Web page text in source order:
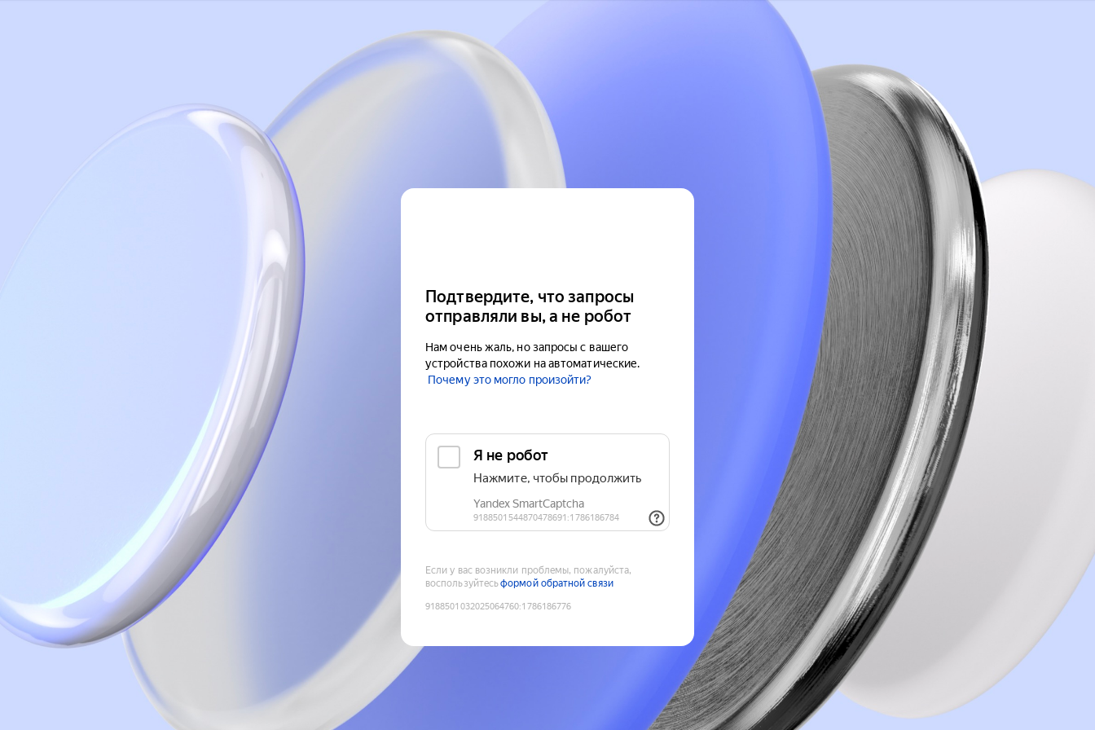
Подтвердите, что запросы
отправляли вы, а не робот
Нам очень жаль, но запросы с вашего
устройства похожи на автоматические.
Почему это могло произойти?
Если у вас возникли проблемы, пожалуйста,
воспользуйтесьформой обратной связи
9188501032025064760:1786186776